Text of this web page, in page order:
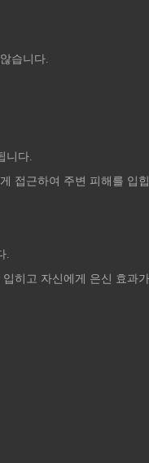
습니다.
니다.
접근하여 주변 피해를 입
.
히고 자신에게 은신 효과